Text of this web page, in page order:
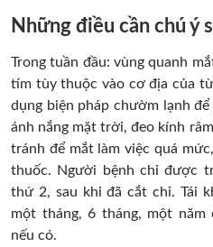
Những điều cần chú ý
Trong tuần đầu: vùng quanh
tím tùy thuộc vào cơ địa của
dụng biện pháp chườm lạnh
ánh nắng mặt trời, đeo kính
tránh để mắt làm việc quá
thuốc. Người bệnh chỉ được
thứ 2, sau khi đã cắt chỉ. Tái
một tháng, 6 tháng, một
nếu có.